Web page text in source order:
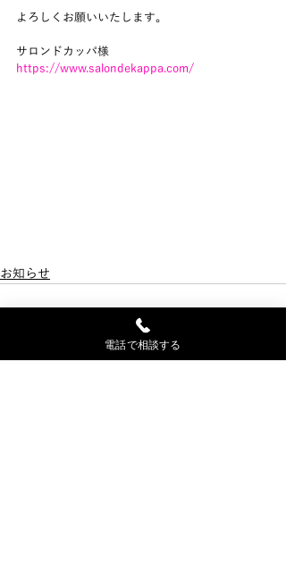
よろしくお願いいたします。
サロンドカッパ様
https://www.salondekappa.com/
お知らせ
電話で相談する